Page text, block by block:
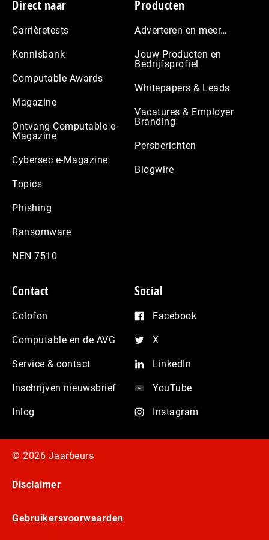
Footer
Direct naar
Carrièretests
Kennisbank
Computable Awards
Magazine
Ontvang Computable e-
Magazine
Cybersec e-Magazine
Topics
Phishing
Ransomware
NEN 7510
Producten
Adverteren en meer…
Jouw Producten en
Bedrijfsprofiel
Whitepapers & Leads
Vacatures & Employer
Branding
Persberichten
Blogwire
Contact
Colofon
Computable en de AVG
Service & contact
Inschrijven nieuwsbrief
Inlog
Social
Facebook
X
LinkedIn
YouTube
Instagram
© 2026 Jaarbeurs
Disclaimer
Gebruikersvoorwaarden